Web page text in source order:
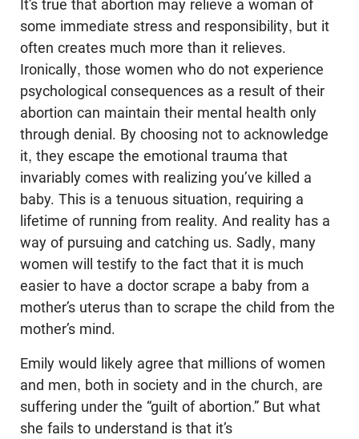
It’s true that abortion may relieve a woman of
some immediate stress and responsibility, but it
often creates much more than it relieves.
Ironically, those women who do not experience
psychological consequences as a result of their
abortion can maintain their mental health only
through denial. By choosing not to acknowledge
it, they escape the emotional trauma that
invariably comes with realizing you’ve killed a
baby. This is a tenuous situation, requiring a
lifetime of running from reality. And reality has a
way of pursuing and catching us. Sadly, many
women will testify to the fact that it is much
easier to have a doctor scrape a baby from a
moth­er’s uterus than to scrape the child from the
mother’s mind.
Emily would likely agree that millions of women
and men, both in society and in the church, are
suffering under the “guilt of abortion.” But what
she fails to understand is that it’s